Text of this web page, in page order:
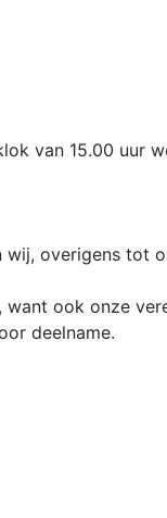
van 15.00 uur
overigens tot
ook onze
deelname.